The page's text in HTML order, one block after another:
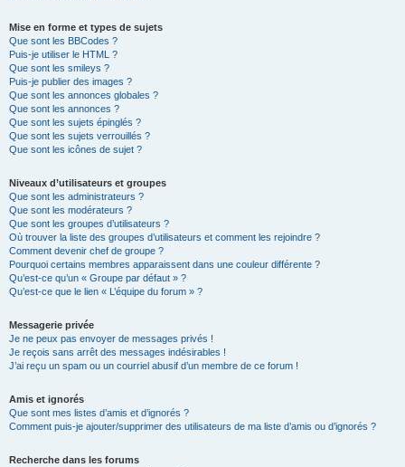
Mise en forme et types de sujets
Que sont les BBCodes ?
Puis-je utiliser le HTML ?
Que sont les smileys ?
Puis-je publier des images ?
Que sont les annonces globales ?
Que sont les annonces ?
Que sont les sujets épinglés ?
Que sont les sujets verrouillés ?
Que sont les icônes de sujet ?
Niveaux d’utilisateurs et groupes
Que sont les administrateurs ?
Que sont les modérateurs ?
Que sont les groupes d’utilisateurs ?
Où trouver la liste des groupes d’utilisateurs et comment les rejoindre ?
Comment devenir chef de groupe ?
Pourquoi certains membres apparaissent dans une couleur différente ?
Qu’est-ce qu’un « Groupe par défaut » ?
Qu’est-ce que le lien « L’équipe du forum » ?
Messagerie privée
Je ne peux pas envoyer de messages privés !
Je reçois sans arrêt des messages indésirables !
J’ai reçu un spam ou un courriel abusif d’un membre de ce forum !
Amis et ignorés
Que sont mes listes d’amis et d’ignorés ?
Comment puis-je ajouter/supprimer des utilisateurs de ma liste d’amis ou d’ignorés ?
Recherche dans les forums